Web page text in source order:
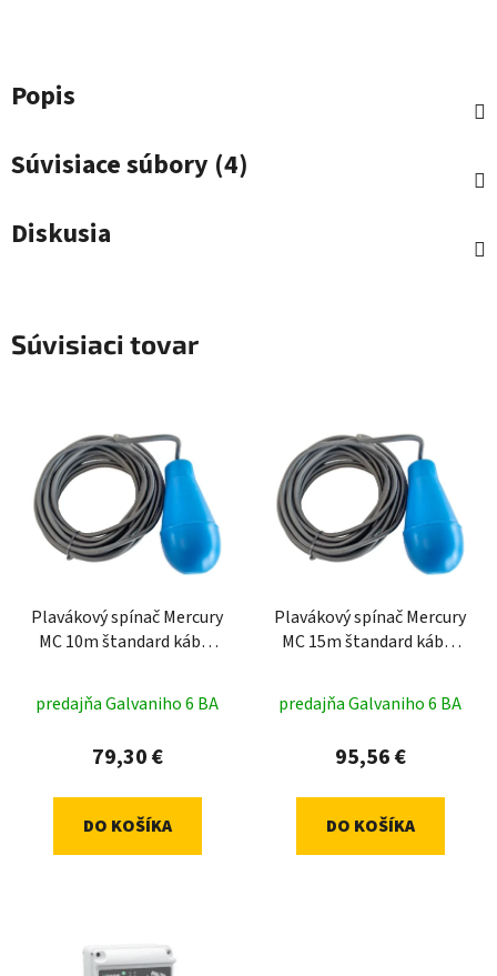
Popis
Súvisiace súbory (4)
Diskusia
Súvisiaci tovar
Plavákový spínač Mercury
MC 10m štandard kábel
predajňa Galvaniho 6 BA
79,30 €
DO KOŠÍKA
Plavákový spínač Mercury
MC 15m štandard kábel
predajňa Galvaniho 6 BA
95,56 €
DO KOŠÍKA